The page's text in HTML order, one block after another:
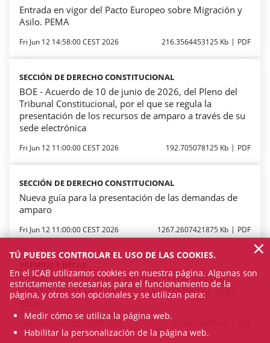
Entrada en vigor del Pacto Europeo sobre Migración y
Asilo. PEMA
Fri Jun 12 14:58:00 CEST 2026 216.3564453125 Kb PDF
SECCIÓN DE DERECHO CONSTITUCIONAL
BOE - Acuerdo de 10 de junio de 2026, del Pleno del
Tribunal Constitucional, por el que se regula la
presentación de los recursos de amparo a través de su
sede electrónica
Fri Jun 12 11:00:00 CEST 2026 192.705078125 Kb PDF
SECCIÓN DE DERECHO CONSTITUCIONAL
Nueva guía para la presentación de las demandas de
amparo
Fri Jun 12 11:00:00 CEST 2026 1267.2607421875 Kb PDF
FORMULARIO DE PARTICIPACIÓN 1ª EDICIÓN DEL
PREMIO IMPACTA DE ABOGACIA DE EMPRESA 2025–
2026
TÚ PUEDES CONTROLAR EL USO DE LAS COOKIES.
En el ICAB utilizamos cookies en nuestra página. Algunas son
estrictamente necesarias para el funcionamiento de la
página, y otros son opcionales y se utilizan para:
Medir cómo se utiliza la página web.
Habilitar la personalización de la página web.
×